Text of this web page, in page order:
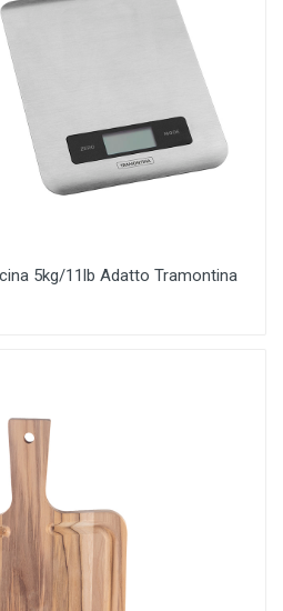
5kg/11lb Adatto Tramontina